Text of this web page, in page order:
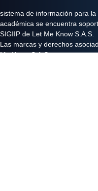
sistema de información para
académica se encuentra
SIGIIP de Let Me Know S.A.S.
Las marcas y derechos
Me Know S.A.S y se